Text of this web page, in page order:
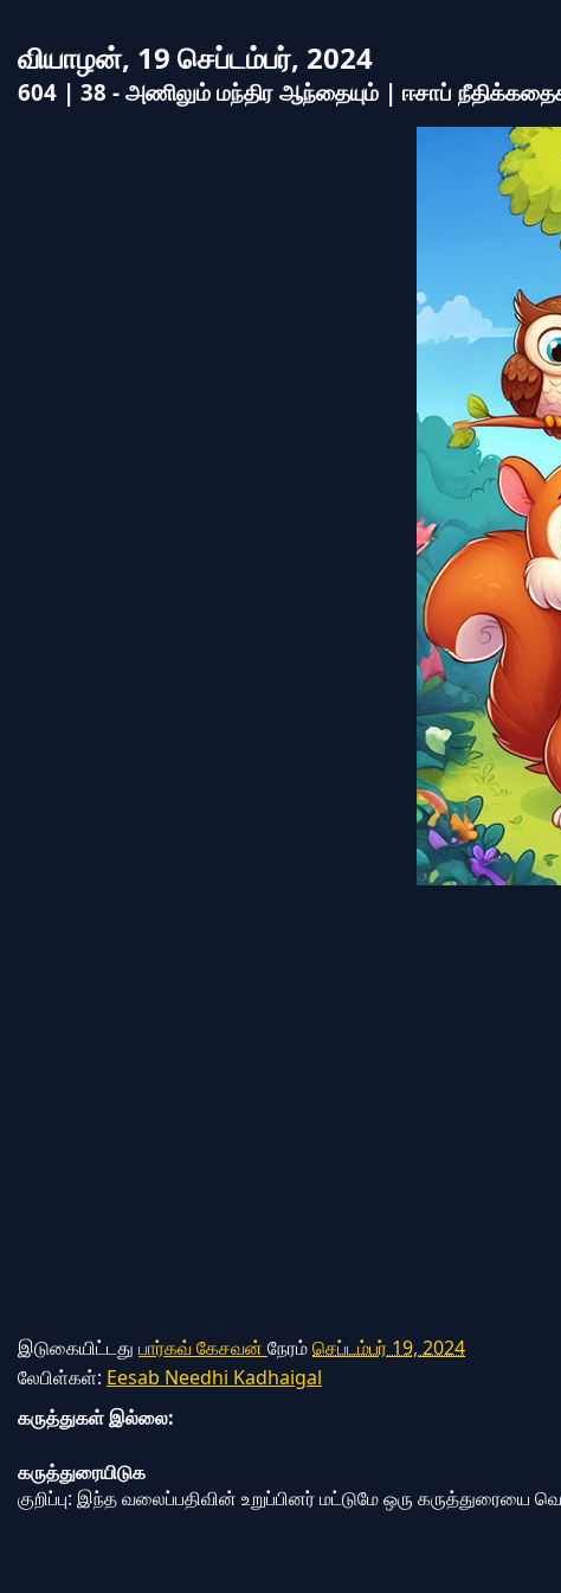
வியாழன், 19 செப்டம்பர், 2024
604 | 38 - அணிலும் மந்திர ஆந்தையும் | ஈசாப்
இடுகையிட்டது பார்கவ் கேசவன் நேரம்செப்டம்பர் 19, 2024
லேபிள்கள்: Eesab Needhi Kadhaigal
கருத்துகள் இல்லை:
கருத்துரையிடுக
குறிப்பு: இந்த வலைப்பதிவின் உறுப்பினர் மட்டுமே ஒரு கருத்துரையை